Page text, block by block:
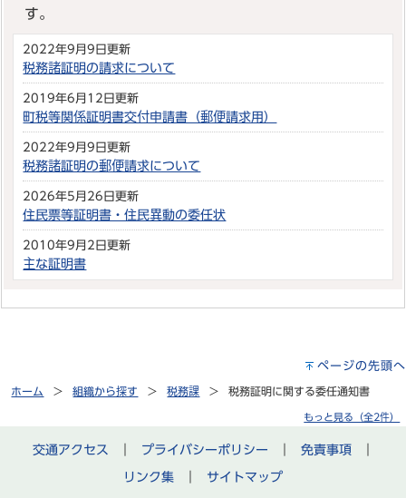
す。
2022年9月9日更新
税務諸証明の請求について
2019年6月12日更新
町税等関係証明書交付申請書（郵便請求用）
2022年9月9日更新
税務諸証明の郵便請求について
2026年5月26日更新
住民票等証明書・住民異動の委任状
2010年9月2日更新
主な証明書
ページの先頭へ
ホーム 組織から探す 税務課 税務証明に関する委任通知書
もっと見る（全2件）
交通アクセス プライバシーポリシー 免責事項
リンク集
サイトマップ